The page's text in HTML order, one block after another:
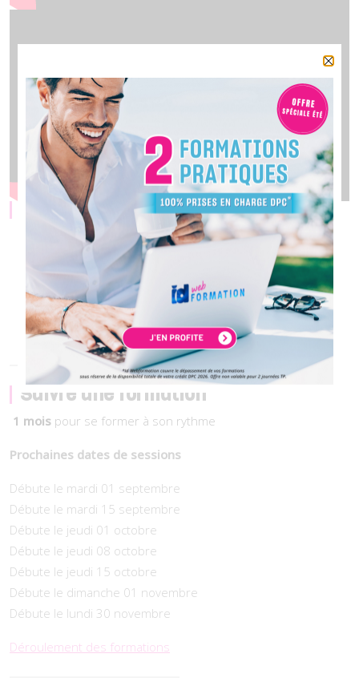
Organisme agréé DPC
Suivre une formation
1 mois pour se former à son rythme
Prochaines dates de sessions
Débute le mardi 01 septembre
Débute le mardi 15 septembre
Débute le jeudi 01 octobre
Débute le jeudi 08 octobre
Débute le jeudi 15 octobre
Débute le dimanche 01 novembre
Débute le lundi 30 novembre
Déroulement des formations